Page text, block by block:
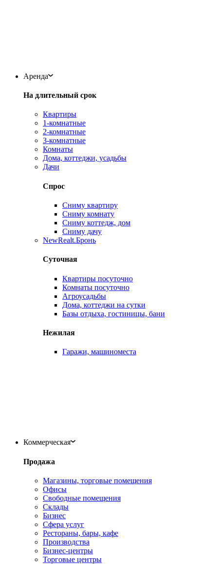
Аренда
На длительный срок
Квартиры
1-комнатные
2-комнатные
3-комнатные
Комнаты
Дома, коттеджи, усадьбы
Дачи
Спрос
Сниму квартиру
Сниму комнату
Сниму коттедж, дом
Сниму дачу
NewRealt.Бронь
Суточная
Квартиры посуточно
Комнаты посуточно
Агроусадьбы
Дома, коттеджи на сутки
Базы отдыха, гостиницы, бани
Нежилая
Гаражи, машиноместа
Коммерческая
Продажа
Магазины, торговые помещения
Офисы
Свободные помещения
Склады
Бизнес
Сфера услуг
Рестораны, бары, кафе
Производства
Бизнес-центры
Торговые центры